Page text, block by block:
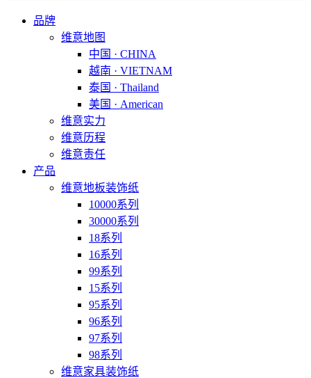
品牌
维意地图
中国 · CHINA
越南 · VIETNAM
泰国 · Thailand
美国 · American
维意实力
维意历程
维意责任
产品
维意地板装饰纸
10000系列
30000系列
18系列
16系列
99系列
15系列
95系列
96系列
97系列
98系列
维意家具装饰纸